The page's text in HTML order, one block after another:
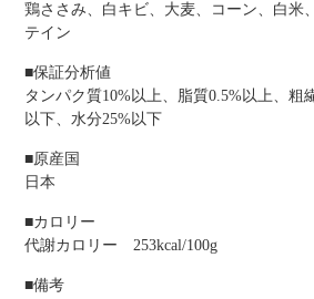
鶏ささみ、白キビ、大麦、コーン、白米
テイン
■保証分析値
タンパク質10%以上、脂質0.5%以上、粗
以下、水分25%以下
■原産国
日本
■カロリー
代謝カロリー 253kcal/100g
■備考